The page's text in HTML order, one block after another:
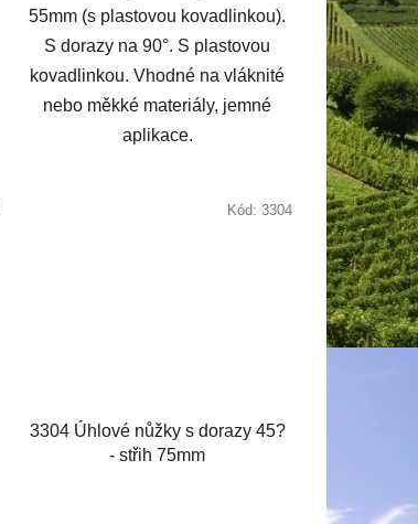
55mm (s plastovou kovadlinkou).
S dorazy na 90°. S plastovou
kovadlinkou. Vhodné na vláknité
nebo měkké materiály, jemné
aplikace.
3304 Úhlové nůžky s dorazy 45?
- střih 75mm
Kód: 3304